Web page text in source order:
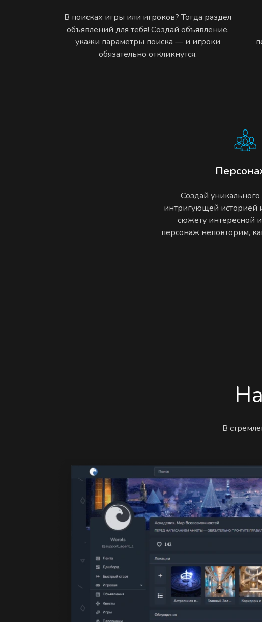
В поисках игры или игроков? Тогда раздел
объявлений для тебя! Создай объявление,
укажи параметры поиска — и игроки
обязательно откликнутся.
Создай
интригующей историей
сюжету интересной
персонаж неповторим,
В